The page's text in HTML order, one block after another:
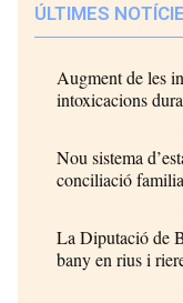
ÚLTIMES
Augment de les
intoxicacions
Nou sistema
conciliació
La Diputació de
bany en rius i